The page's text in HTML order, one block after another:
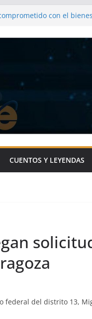
con el
de Metepec-Atlixco
del chile en nogada
Atlixco impulsa el deporte
con sentido social
comprometido con la
CUENTOS Y LEYENDAS
federal del distrito 13,